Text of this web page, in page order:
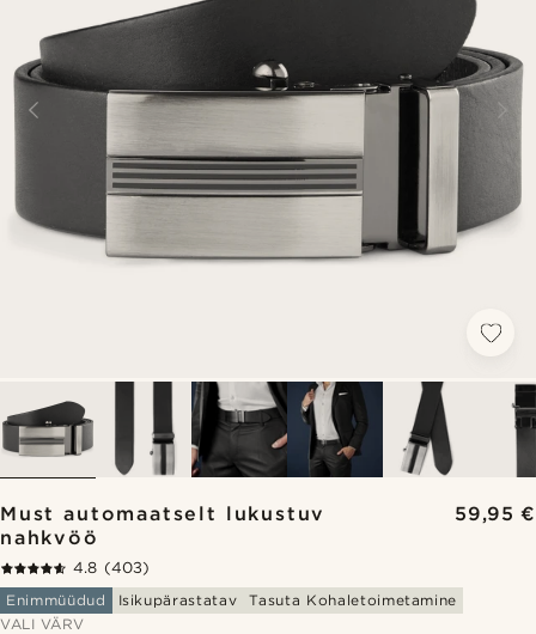
Must automaatselt lukustuv
nahkvöö
59,95 €
4.8 (403)
Enimmüüdud
Isikupärastatav
Tasuta Kohaletoimetamine
VALI VÄRV